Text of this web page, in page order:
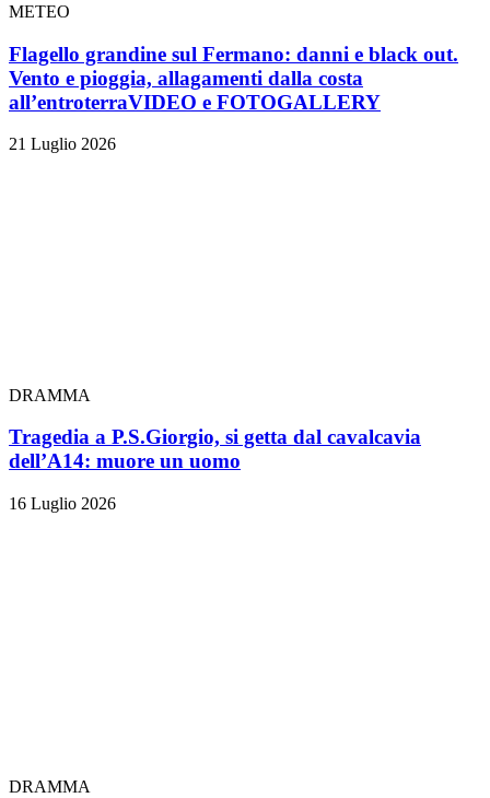
METEO
Flagello grandine sul Fermano: danni e black out.
Vento e pioggia, allagamenti dalla costa
all’entroterraVIDEO e FOTOGALLERY
21 Luglio 2026
DRAMMA
Tragedia a P.S.Giorgio, si getta dal cavalcavia
dell’A14: muore un uomo
16 Luglio 2026
DRAMMA